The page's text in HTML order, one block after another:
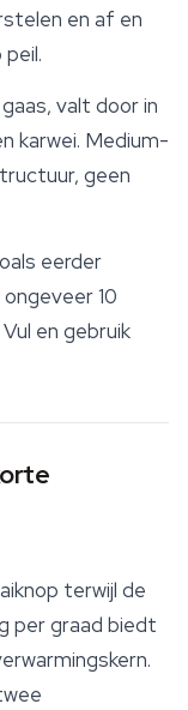
en af en
valt door in
karwei. Medium-
geen
eerder
10
en gebruik
terwijl de
per graad biedt